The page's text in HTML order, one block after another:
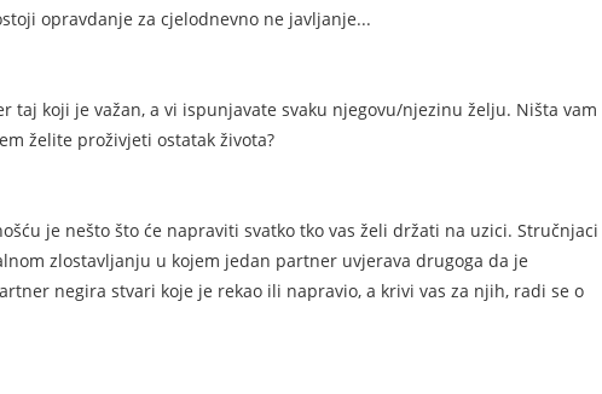
opravdanje za cjelodnevno ne javljanje...
taj koji je važan, a vi ispunjavate svaku njegovu/njezinu želju. Ništa vam
želite proživjeti ostatak života?
je nešto što će napraviti svatko tko vas želi držati na uzici. Stručnjaci
zlostavljanju u kojem jedan partner uvjerava drugoga da je
negira stvari koje je rekao ili napravio, a krivi vas za njih, radi se o